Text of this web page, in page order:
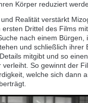
Körper reduziert
Realität verstärkt
Drittel des Films
nach einem Bürgen,
und schließlich ihrer
mitgibt und so
So gewinnt der
welche sich dann